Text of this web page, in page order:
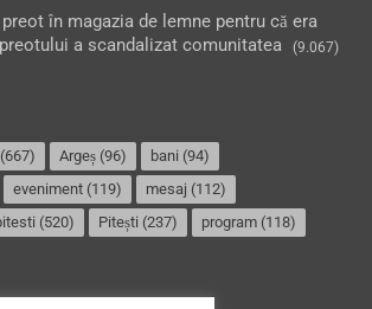
în magazia de lemne pentru că era
preotului a scandalizat comunitatea
(9.067)
(667) Argeș (96) bani (94)
eveniment (119) mesaj (112)
(520) Pitești (237) program (118)